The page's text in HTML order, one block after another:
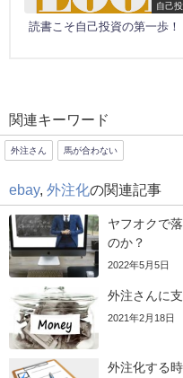
自己
読書こそ自己投資の第一歩！
関連キーワード
外注さん 馬が合わない
ebay, 外注化の関連記事
ヤフオクで
のか？
2022年5月5日
外注さんに
2021年2月18日
外注化する